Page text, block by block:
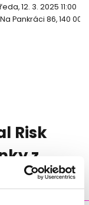
12. 3. 2025 11:00
Pankráci 86, 140 00
Risk
z